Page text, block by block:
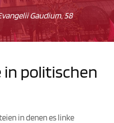
Gaudium, 58
in politischen
in denen es linke